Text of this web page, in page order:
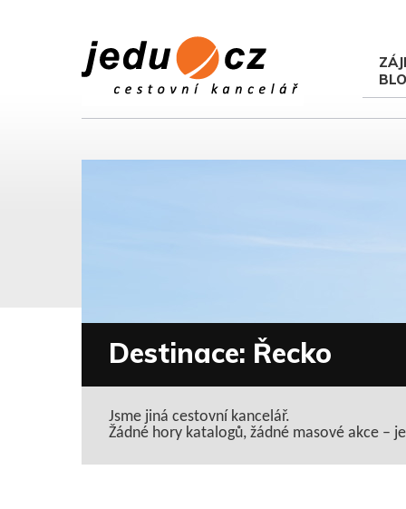
Destinace: Řecko
Jsme jiná cestovní kancelář.
Žádné hory katalogů, žádné masové akce –